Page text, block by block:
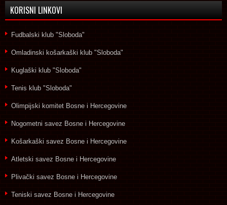
KORISNI LINKOVI
Fudbalski klub "Sloboda"
Omladinski košarkaški klub "Sloboda"
Kuglaški klub "Sloboda"
Tenis klub "Sloboda"
Olimpijski komitet Bosne i Hercegovine
Nogometni savez Bosne i Hercegovine
Košarkaški savez Bosne i Hercegovine
Atletski savez Bosne i Hercegovine
Plivački savez Bosne i Hercegovine
Teniski savez Bosne i Hercegovine